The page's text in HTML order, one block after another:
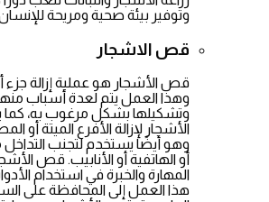
وتوفير بيئة صحية ومريحة
قص الاشجار
قص الأشجار هو عملية إزالة جزء
وهذا العمل يتم لعدة أسباب
وتشكيلها بشكل مرغوب به،
الأشجار لإزالة الأفرع الميتة أو
وهو أيضًا يستخدم لتجنب التداخل
أو الهاتفية أو الأنابيب. قص
المهارة والخبرة في استخدام
هذا العمل إلى المحافظة على